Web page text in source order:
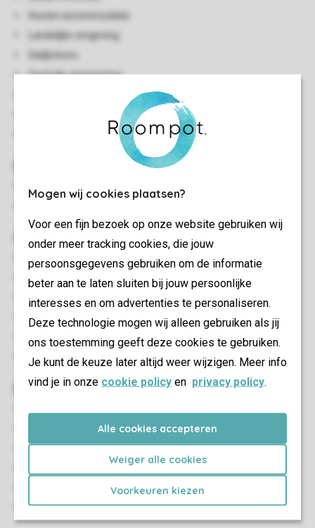
Mogen wij cookies plaatsen?
Voor een fijn bezoek op onze website gebruiken wij
onder meer tracking cookies, die jouw
persoonsgegevens gebruiken om de informatie
beter aan te laten sluiten bij jouw persoonlijke
interesses en om advertenties te personaliseren.
Deze technologie mogen wij alleen gebruiken als jij
ons toestemming geeft deze cookies te gebruiken.
Je kunt de keuze later altijd weer wijzigen. Meer info
vind je in onze cookie policy en privacy policy.
Alle cookies accepteren
Weiger alle cookies
Voorkeuren kiezen
Houten accommodatie
Landelijke omgeving
Gelijkvloers
Centrale verwarming
Enkele traptreden naar accommodatie
Woon-/eetkamer
Eethoek
Streamingdiensten beschikbaar
HDMI-aansluiting
USB-aansluiting
Smart-tv
Sanitair
Badkamer met douche in ligbad, toilet en wastafel
Föhn
Was-/droogcombinatie
Strijkijzer en strijkplank
Shampoo en douchegel